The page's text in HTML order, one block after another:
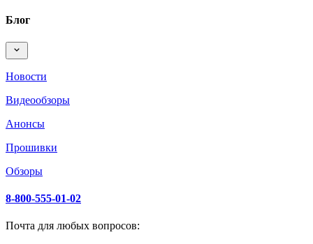
Блог
Новости
Видеообзоры
Анонсы
Прошивки
Обзоры
8-800-555-01-02
Почта для любых вопросов: